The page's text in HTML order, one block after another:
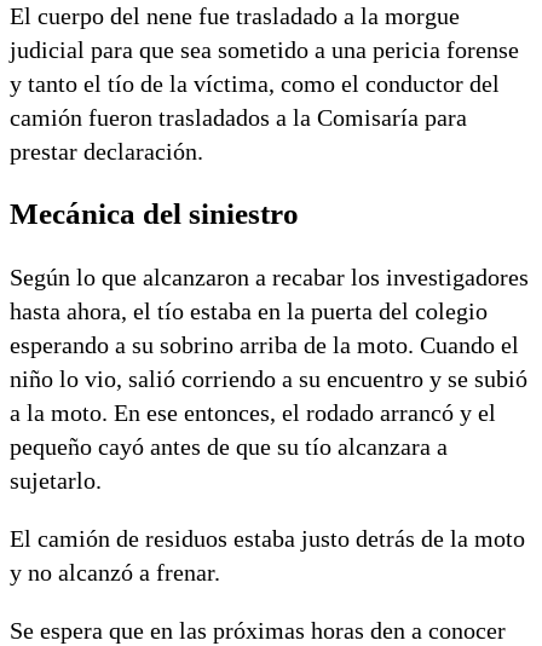
El cuerpo del nene fue trasladado a la morgue
judicial para que sea sometido a una pericia forense
y tanto el tío de la víctima, como el conductor del
camión fueron trasladados a la Comisaría para
prestar declaración.
Mecánica del siniestro
Según lo que alcanzaron a recabar los investigadores
hasta ahora, el tío estaba en la puerta del colegio
esperando a su sobrino arriba de la moto. Cuando el
niño lo vio, salió corriendo a su encuentro y se subió
a la moto. En ese entonces, el rodado arrancó y el
pequeño cayó antes de que su tío alcanzara a
sujetarlo.
El camión de residuos estaba justo detrás de la moto
y no alcanzó a frenar.
Se espera que en las próximas horas den a conocer